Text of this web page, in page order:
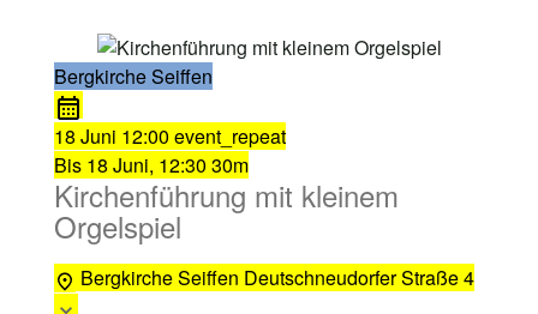
Bergkirche Seiffen
18 Juni 12:00 event_repeat
Bis 18 Juni, 12:30 30m
Kirchenführung mit kleinem
Orgelspiel
Bergkirche Seiffen Deutschneudorfer Straße 4